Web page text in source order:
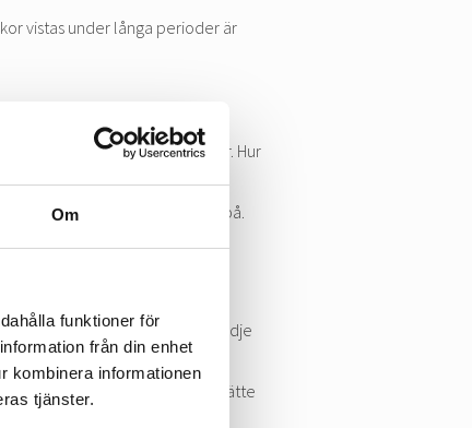
Om
funktioner för
från din enhet
kombinera informationen
tjänster.
vistas under långa perioder är
med regelbundna intervaller. Hur
ansvaret ligger på.
betyder:
– kontrolleras var tredje
ventilation. – kontrolleras var sjätte